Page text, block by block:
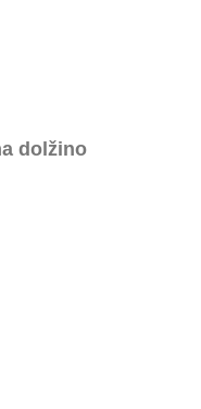
dolžino